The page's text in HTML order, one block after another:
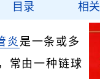
目录 相关
炎 是一条或多
，常由一种链球